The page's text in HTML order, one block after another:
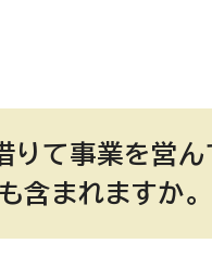
て事業を営ん
含まれますか。